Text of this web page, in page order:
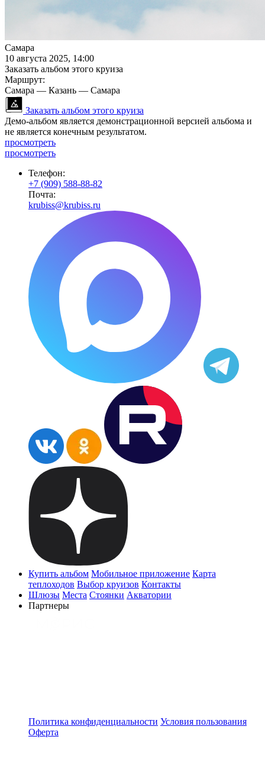
Самара
10 августа 2025, 14:00
Заказать альбом этого круиза
Маршрут:
Самара — Казань — Самара
Заказать альбом этого круиза
Демо-альбом является демонстрационной версией альбома и
не является конечным результатом.
просмотреть
просмотреть
Телефон:
+7 (909) 588-88-82
Почта:
krubiss@krubiss.ru
Купить альбом Мобильное приложение Карта
теплоходов Выбор круизов Контакты
Шлюзы Места Стоянки Акватории
Партнеры
Политика конфиденциальности Условия пользования
Оферта